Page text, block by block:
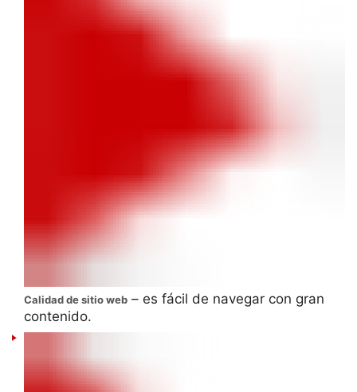
Calidad de sitio web – es fácil de navegar con gran
contenido.